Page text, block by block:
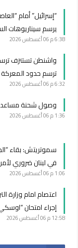
“إسرائيل” أمام
يرسم سيناريوهات
6:38 م 06 أغسطس 2026
واشنطن تستنزف
ترسم حدود المعركة
6:32 م 06 أغسطس 2026
وصول شحنة
1:36 م 06 أغسطس 2026
سموتريتش: بقاء
في لبنان ضروري
1:06 م 06 أغسطس 2026
اعتصام امام وزارة
إجراء امتحان
12:58 م 06 أغسطس 2026